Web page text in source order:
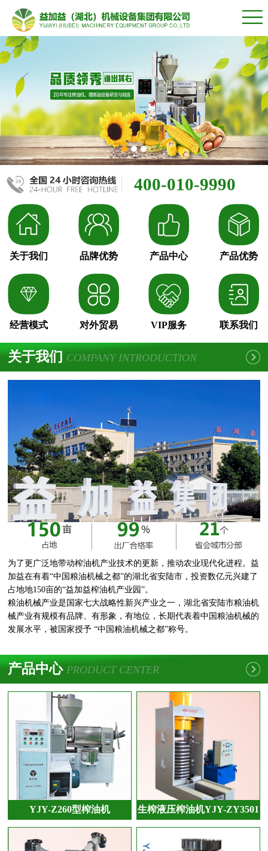
400-010-9990
关于我们 品牌优势 产品中心 产品优势
经营模式 对外贸易 VIP服务 联系我们
关于我们 COMPANY INTRODUCTION
为了更广泛地带动榨油机产业技术的更新，推动农业现代化进程。益
加益在有着“中国粮油机械之都”的湖北省安陆市，投资数亿元兴建了
占地地150亩的“益加益榨油机产业园”。
粮油机械产业是国家七大战略性新兴产业之一，湖北省安陆市粮油机
械产业有规模有品牌、有形象，有地位，长期代表着中国粮油机械的
发展水平，被国家授予 “中国粮油机械之都”称号。
产品中心 PRODUCT CENTER
YJY-Z260型榨油机 生榨液压榨油机YJY-ZY3501